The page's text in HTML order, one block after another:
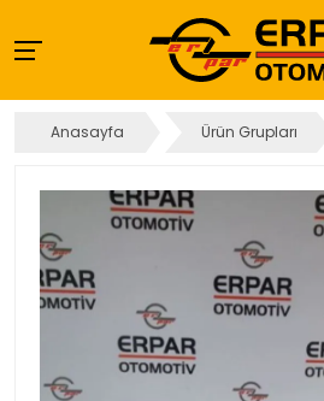
Anasayfa Ürün Grupları